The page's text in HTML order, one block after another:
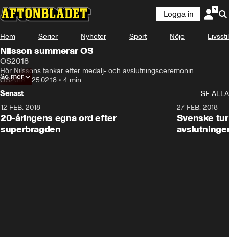
Logga in
Hem Serier Nyheter Sport Nöje Livsstil
Nilsson summerar OS
OS2018
Hör Nilssons tankar efter medalj- och avslutningsceremonin.
OS2018• 25.02.18 • 4 min
Se mer
Senast
SE ALLA
12 FEB. 2018
20-åringens egna ord efter
superbragden
27 FEB. 2018
Svenske